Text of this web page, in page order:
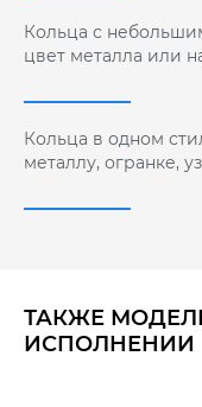
Кольца с
цвет металла или
Кольца в одном
металлу, огранке,
ТАКЖЕ
ИСПОЛНЕНИИ